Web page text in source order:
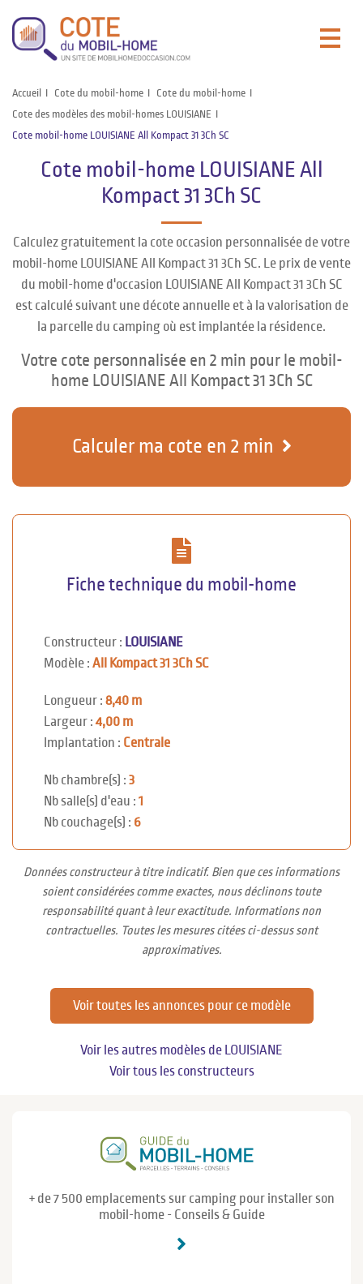
Accueil Cote du mobil-home
Cote du mobil-home
Cote des modèles des mobil-homes LOUISIANE
Cote mobil-home LOUISIANE All Kompact 31 3Ch SC
Cote mobil-home LOUISIANE All
Kompact 31 3Ch SC
Calculez gratuitement la cote occasion personnalisée de votre
mobil-home LOUISIANE All Kompact 31 3Ch SC. Le prix de vente
du mobil-home d'occasion LOUISIANE All Kompact 31 3Ch SC
est calculé suivant une décote annuelle et à la valorisation de
la parcelle du camping où est implantée la résidence.
Votre cote personnalisée en 2 min pour le mobil-
home LOUISIANE All Kompact 31 3Ch SC
Calculer ma cote en 2 min
Fiche technique du mobil-home
Constructeur : LOUISIANE
Modèle : All Kompact 31 3Ch SC
Longueur : 8,40 m
Largeur : 4,00 m
Implantation : Centrale
Nb chambre(s) : 3
Nb salle(s) d'eau : 1
Nb couchage(s) : 6
Données constructeur à titre indicatif. Bien que ces informations
soient considérées comme exactes, nous déclinons toute
responsabilité quant à leur exactitude. Informations non
contractuelles. Toutes les mesures citées ci-dessus sont
approximatives.
Voir toutes les annonces pour ce modèle
Voir les autres modèles de LOUISIANE
Voir tous les constructeurs
+ de 7 500 emplacements sur camping pour installer son
mobil-home - Conseils & Guide